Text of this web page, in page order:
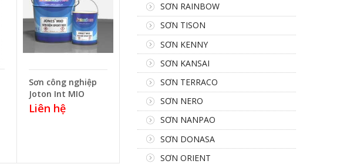
Sơn công nghiệp
Joton Int MIO
Liên hệ
SƠN RAINBOW
SƠN TISON
SƠN KENNY
SƠN KANSAI
SƠN TERRACO
SƠN NERO
SƠN NANPAO
SƠN DONASA
SƠN ORIENT